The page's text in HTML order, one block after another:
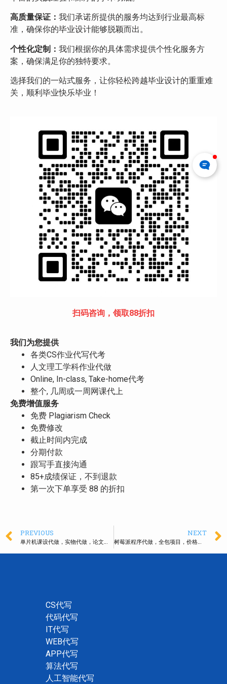
高质量保证： 我们承诺所提供的服务均达到行业最高标
准，确保你的毕业设计能够脱颖而出。
个性化定制： 我们根据你的具体需求提供个性化服务方
案，确保满足你的独特要求。
选择我们的一站式服务，让你轻松跨越毕业设计的重重难
关，顺利毕业快乐毕业！
扫码咨询，领取88折扣
我们为您提供
各类CS作业代写代考
人文理工学科作业代做
Online, In-class, Take-home代考
整个, 几周或一周网课代上
免费增值服务
免费 Plagiarism Check
免费修改
截止时间内完成
分期付款
跟写手直接沟通
85+成绩保证，不到退款
第一次下单享受 88 的折扣
PREVIOUS
单片机课设代做，实物代做，论文报告代写
NEXT
树莓派程序代做，全包项目，价格美丽
CS代写
代码代写
IT代写
WEB代写
APP代写
算法代写
人工智能代写